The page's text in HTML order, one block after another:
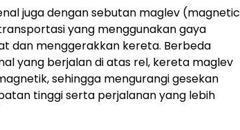
juga dengan sebutan maglev (magnetic
yang menggunakan gaya
dan menggerakkan kereta. Berbeda
yang berjalan di atas rel, kereta maglev
sehingga mengurangi gesekan
tinggi serta perjalanan yang lebih